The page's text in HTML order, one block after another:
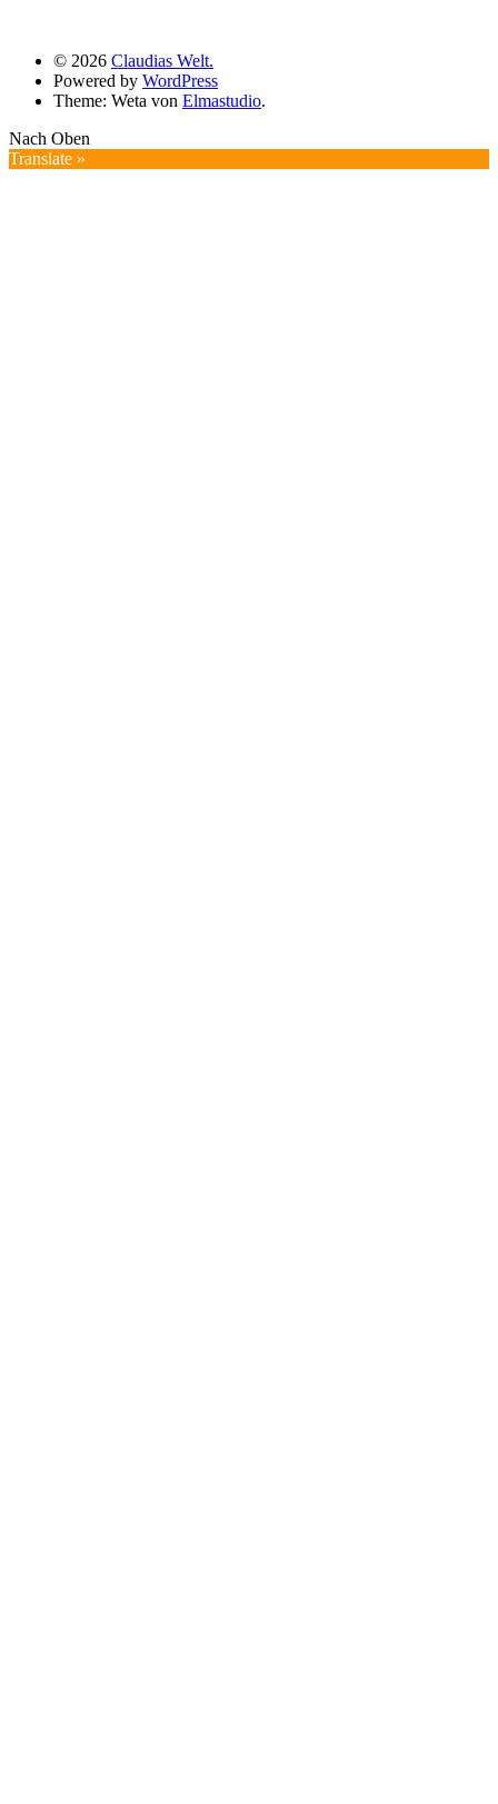
© 2026 Claudias Welt.
Powered by WordPress
Theme: Weta von Elmastudio.
Nach Oben
Translate »